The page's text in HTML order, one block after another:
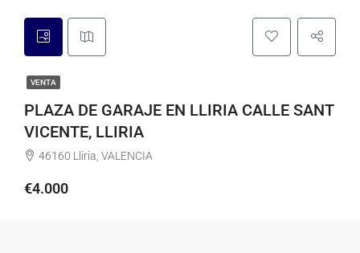
VENTA
PLAZA DE GARAJE EN LLIRIA CALLE SANT
VICENTE, LLIRIA
46160 Lliria, VALENCIA
€4.000